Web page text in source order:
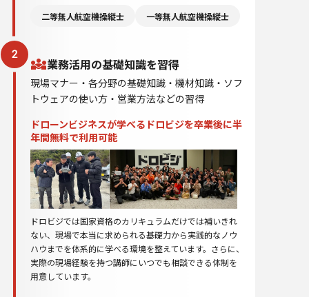
二等無人航空機操縦士 一等無人航空機操縦士
業務活用の基礎知識を習得
現場マナー・各分野の基礎知識・機材知識・ソフ
トウェアの使い方・営業方法などの習得
ドローンビジネスが学べるドロビジを卒業後に半
年間無料で利用可能
ドロビジでは国家資格のカリキュラムだけでは補いきれ
ない、現場で本当に求められる基礎力から実践的なノウ
ハウまでを体系的に学べる環境を整えています。さらに、
実際の現場経験を持つ講師にいつでも相談できる体制を
用意しています。